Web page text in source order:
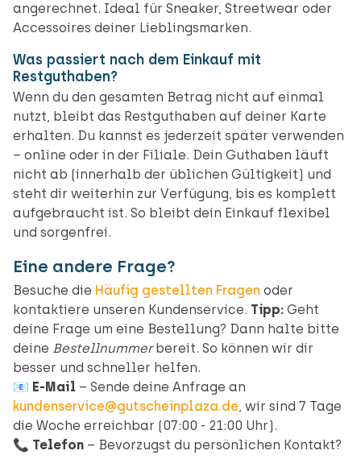
angerechnet. Ideal für Sneaker, Streetwear oder
Accessoires deiner Lieblingsmarken.
Was passiert nach dem Einkauf mit
Restguthaben?
Wenn du den gesamten Betrag nicht auf einmal
nutzt, bleibt das Restguthaben auf deiner Karte
erhalten. Du kannst es jederzeit später verwenden
– online oder in der Filiale. Dein Guthaben läuft
nicht ab (innerhalb der üblichen Gültigkeit) und
steht dir weiterhin zur Verfügung, bis es komplett
aufgebraucht ist. So bleibt dein Einkauf flexibel
und sorgenfrei.
Eine andere Frage?
Besuche die Häufig gestellten Fragen oder
kontaktiere unseren Kundenservice. Tipp: Geht
deine Frage um eine Bestellung? Dann halte bitte
deine Bestellnummerbereit. So können wir dir
besser und schneller helfen.
📧 E-Mail – Sende deine Anfrage an
kundenservice@gutscheinplaza.de, wir sind 7 Tage
die Woche erreichbar (07:00 - 21:00 Uhr).
📞 Telefon – Bevorzugst du persönlichen Kontakt?